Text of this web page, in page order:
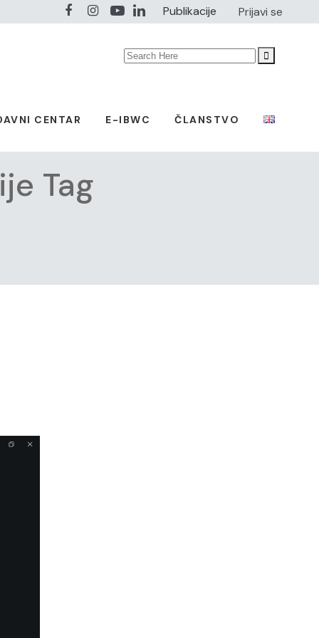
Publikacije Prijavi se
Search
CENTAR E-IBWC ČLANSTVO
Tag